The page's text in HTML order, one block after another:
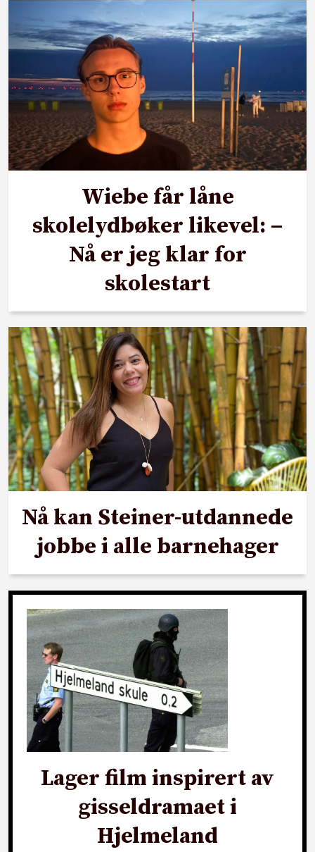
Wiebe får låne
skolelydbøker likevel: –
Nå er jeg klar for
skolestart
Nå kan Steiner-utdannede
jobbe i alle barnehager
Lager film inspirert av
gisseldramaet i
Hjelmeland